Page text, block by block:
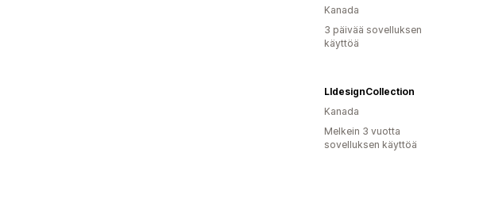
Kanada
3 päivää sovelluksen
käyttöä
LldesignCollection
Kanada
Melkein 3 vuotta
sovelluksen käyttöä